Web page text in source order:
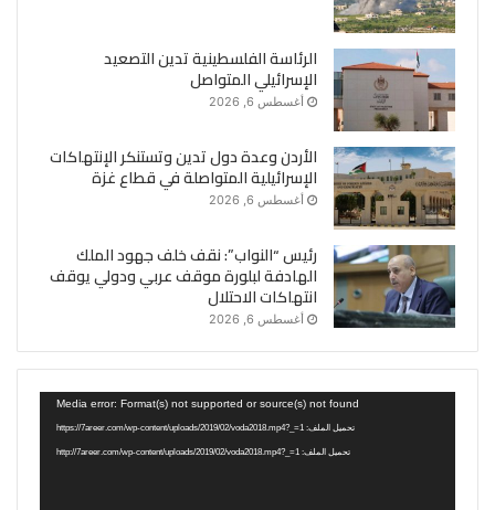
الرئاسة الفلسطينية تدين التصعيد
الإسرائيلي المتواصل
أغسطس 6, 2026
الأردن وعدة دول تدين وتستنكر الإنتهاكات
الإسرائيلية المتواصلة في قطاع غزة
أغسطس 6, 2026
رئيس “النواب”: نقف خلف جهود الملك
الهادفة لبلورة موقف عربي ودولي يوقف
انتهاكات الاحتلال
أغسطس 6, 2026
Media error: Format(s) not supported or source(s) not found
تحميل الملف: https://7areer.com/wp-content/uploads/2019/02/voda2018.mp4?_=1
تحميل الملف: http://7areer.com/wp-content/uploads/2019/02/voda2018.mp4?_=1